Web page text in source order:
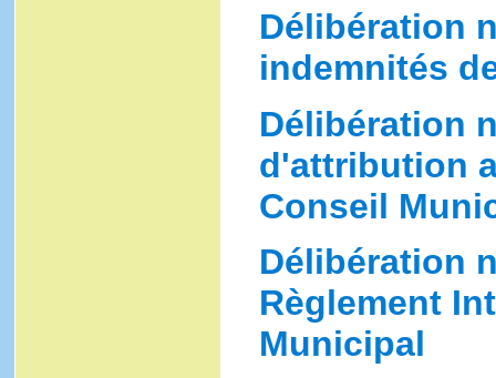
Délibération
indemnités
Délibération
d'attribution
Conseil
Délibération
Règlement
Municipal